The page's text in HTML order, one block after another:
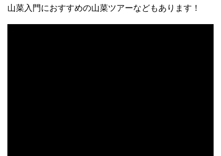
山菜入門におすすめの山菜ツアーなどもあります！